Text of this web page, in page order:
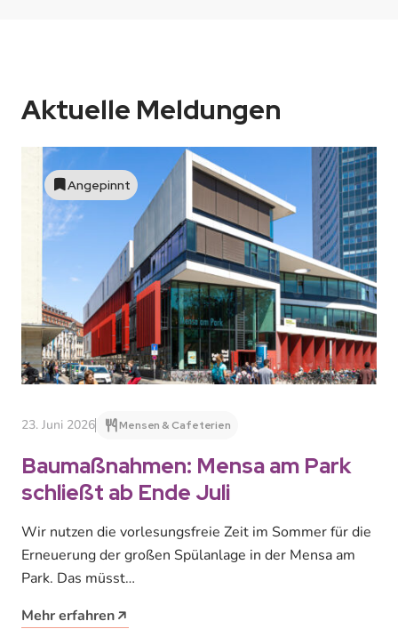
Aktuelle Meldungen
Angepinnt
23. Juni 2026 Mensen & Cafeterien
Baumaßnahmen: Mensa am Park
schließt ab Ende Juli
Wir nutzen die vorlesungsfreie Zeit im Sommer für die
Erneuerung der großen Spülanlage in der Mensa am
Park. Das müsst…
Mehr erfahren